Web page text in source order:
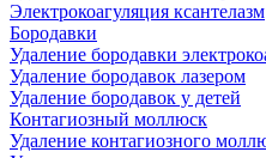
Электрокоагуляция ксантелазм
Бородавки
Удаление бородавки
Удаление бородавок лазером
Удаление бородавок у детей
Контагиозный моллюск
Удаление контагиозного